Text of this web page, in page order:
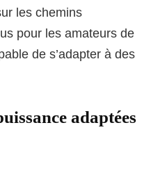
les chemins
pour les amateurs de
de s’adapter à des
adaptées